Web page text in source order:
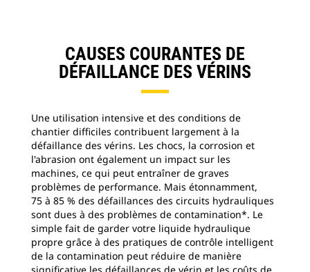
CAUSES COURANTES DE
DÉFAILLANCE DES VÉRINS
Une utilisation intensive et des conditions de
chantier difficiles contribuent largement à la
défaillance des vérins. Les chocs, la corrosion et
l'abrasion ont également un impact sur les
machines, ce qui peut entraîner de graves
problèmes de performance. Mais étonnamment,
75 à 85 % des défaillances des circuits hydrauliques
sont dues à des problèmes de contamination*. Le
simple fait de garder votre liquide hydraulique
propre grâce à des pratiques de contrôle intelligent
de la contamination peut réduire de manière
significative les défaillances de vérin et les coûts de